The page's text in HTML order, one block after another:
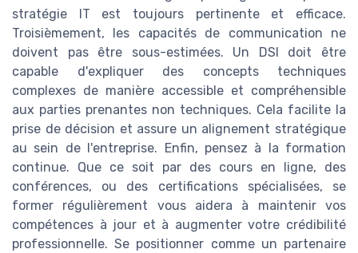
stratégie IT est toujours pertinente et efficace.
Troisièmement, les capacités de communication ne
doivent pas être sous-estimées. Un DSI doit être
capable d'expliquer des concepts techniques
complexes de manière accessible et compréhensible
aux parties prenantes non techniques. Cela facilite la
prise de décision et assure un alignement stratégique
au sein de l'entreprise. Enfin, pensez à la formation
continue. Que ce soit par des cours en ligne, des
conférences, ou des certifications spécialisées, se
former régulièrement vous aidera à maintenir vos
compétences à jour et à augmenter votre crédibilité
professionnelle. Se positionner comme un partenaire